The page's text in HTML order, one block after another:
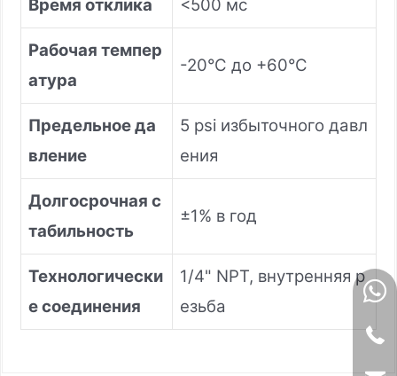
Время отклика <500 мс
Рабочая темпер
атура
-20°C до +60°C
Предельное да
вление
5 psi избыточного давл
ения
Долгосрочная с
табильность
±1% в год
Технологически
е соединения
1/4" NPT, внутренняя р
езьба